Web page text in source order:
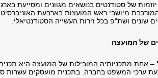
של סטודנטים בנושאים מגוונים ומסייעת
מיושבי ראש המועצות בארבעת
שונים ושת"פ בכל זירות העשייה הסטודנטיאלי.
של המועצה
­– אחת מתכניותיה המובילות של המועצה היא
ערכי המשפט בחברה. בתכנית מועסקים עשרות